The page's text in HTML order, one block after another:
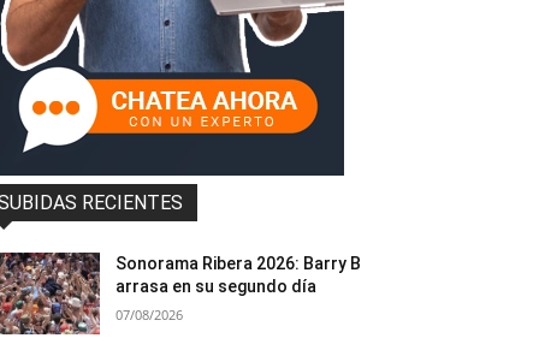
RECIENTES
Sonorama Ribera 2026: Barry B
arrasa en su segundo día
07/08/2026